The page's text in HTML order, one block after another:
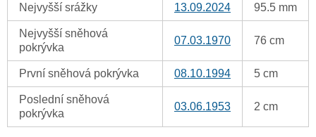
Nejvyšší srážky 13.09.2024 95.5 mm
Nejvyšší sněhová
pokrývka
07.03.1970 76 cm
První sněhová pokrývka 08.10.1994 5 cm
Poslední sněhová
pokrývka
03.06.1953 2 cm